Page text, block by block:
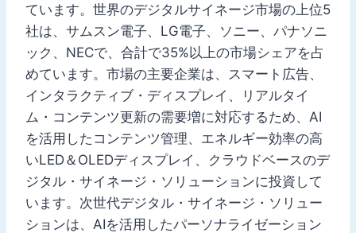
ています。世界のデジタルサイネージ市場の上位5
社は、サムスン電子、LG電子、ソニー、パナソニ
ック、NECで、合計で35%以上の市場シェアを占
めています。市場の主要企業は、スマート広告、
インタラクティブ・ディスプレイ、リアルタイ
ム・コンテンツ更新の需要増に対応するため、AI
を活用したコンテンツ管理、エネルギー効率の高
いLED＆OLEDディスプレイ、クラウドベースのデ
ジタル・サイネージ・ソリューションに投資して
います。次世代デジタル・サイネージ・ソリュー
ションは、AIを活用したパーソナライゼーション